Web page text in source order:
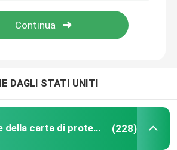
DAGLI STATI UNITI
Pavimentazione della carta di protezione (228)